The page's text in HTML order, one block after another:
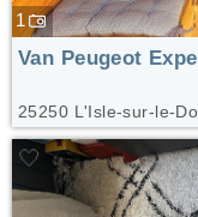
1
Van Peugeot
25250 L'Isle-sur-le-
🤍